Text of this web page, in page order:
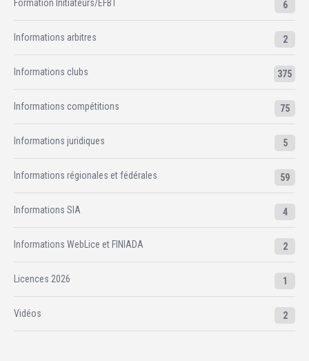
Formation Initiateurs/EFBT 6
Informations arbitres 2
Informations clubs 375
Informations compétitions 75
Informations juridiques 5
Informations régionales et fédérales 59
Informations SIA 4
Informations WebLice et FINIADA 2
Licences 2026 1
Vidéos 2